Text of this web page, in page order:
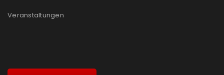
Veranstaltungen